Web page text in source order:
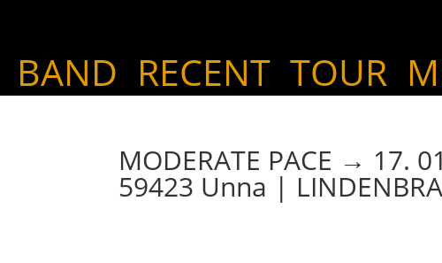
BAND RECENT TOUR
MODERATE PACE → 17.
59423 Unna |